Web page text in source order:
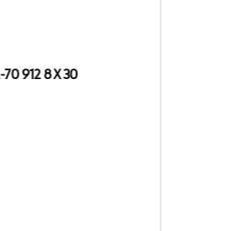
IMBUS-6KT. A2-70 912 8 X 30